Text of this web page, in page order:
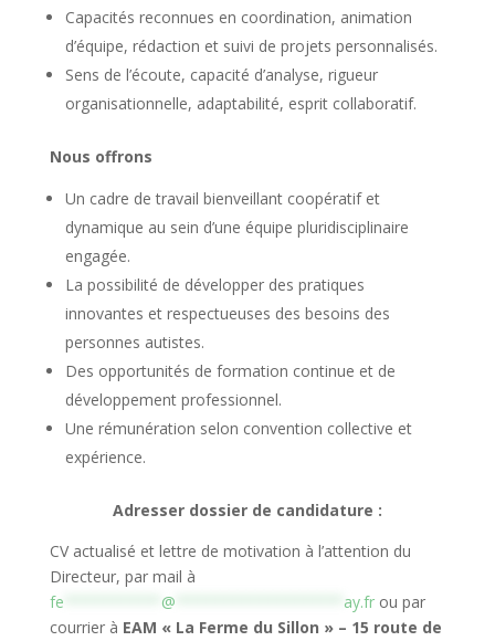
Capacités reconnues en coordination, animation
d’équipe, rédaction et suivi de projets personnalisés.
Sens de l’écoute, capacité d’analyse, rigueur
organisationnelle, adaptabilité, esprit collaboratif.
Nous offrons
Un cadre de travail bienveillant coopératif et
dynamique au sein d’une équipe pluridisciplinaire
engagée.
La possibilité de développer des pratiques
innovantes et respectueuses des besoins des
personnes autistes.
Des opportunités de formation continue et de
développement professionnel.
Une rémunération selon convention collective et
expérience.
Adresser dossier de candidature :
CV actualisé et lettre de motivation à l’attention du
Directeur, par mail à
fe
@ ay.frou par
courrier à EAM « La Ferme du Sillon » – 15 route de